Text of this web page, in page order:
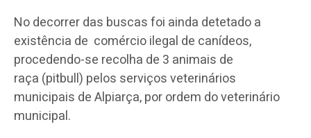
No decorrer das buscas foi ainda detetado a
existência de comércio ilegal de canídeos,
procedendo-se recolha de 3 animais de
raça (pitbull) pelos serviços veterinários
municipais de Alpiarça, por ordem do veterinário
municipal.